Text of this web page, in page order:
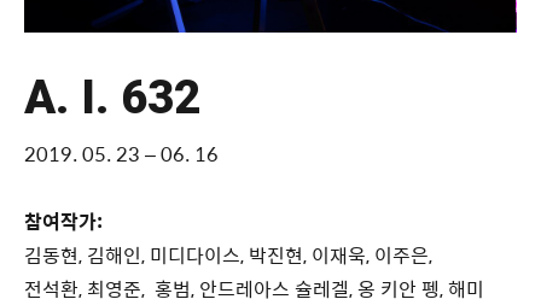
A. I. 632
2019. 05. 23 – 06. 16
참여작가:
김동현, 김해인, 미디다이스, 박진현, 이재욱, 이주은,
전석환, 최영준, 홍범, 안드레아스 슐레겔,옹 키안 펭,해미